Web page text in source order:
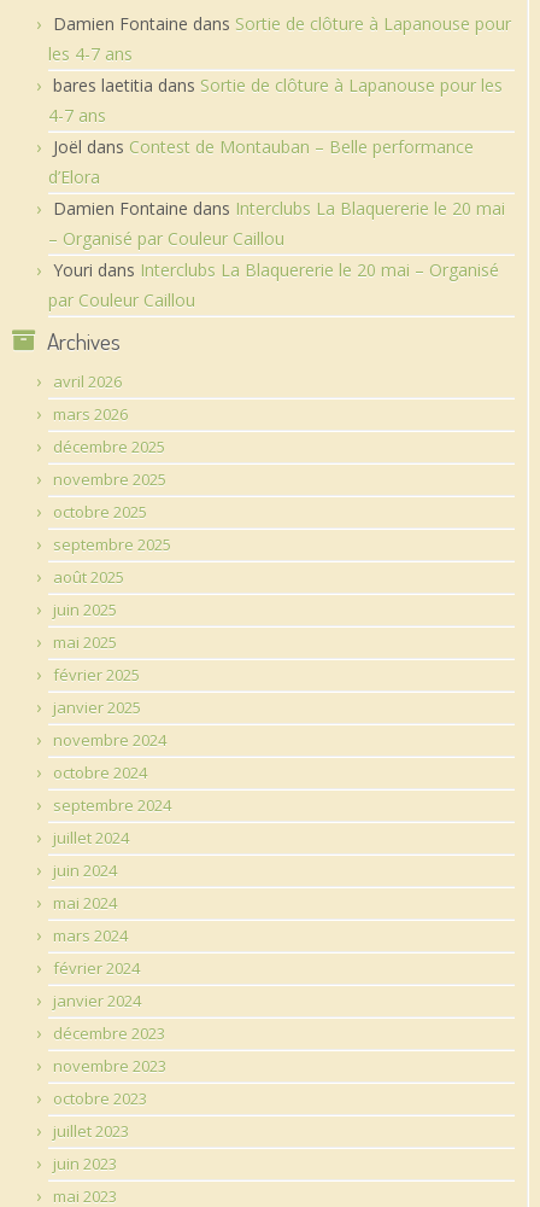
Damien Fontaine dans Sortie de clôture à Lapanouse pour
les 4-7 ans
bares laetitia dans Sortie de clôture à Lapanouse pour les
4-7 ans
Joël dans Contest de Montauban – Belle performance
d’Elora
Damien Fontaine dans Interclubs La Blaquererie le 20 mai
– Organisé par Couleur Caillou
Youri dans Interclubs La Blaquererie le 20 mai – Organisé
par Couleur Caillou
Archives
avril 2026
mars 2026
décembre 2025
novembre 2025
octobre 2025
septembre 2025
août 2025
juin 2025
mai 2025
février 2025
janvier 2025
novembre 2024
octobre 2024
septembre 2024
juillet 2024
juin 2024
mai 2024
mars 2024
février 2024
janvier 2024
décembre 2023
novembre 2023
octobre 2023
juillet 2023
juin 2023
mai 2023